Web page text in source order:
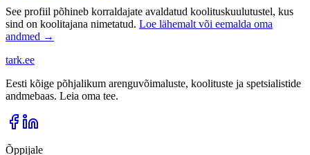
See profiil põhineb korraldajate avaldatud koolituskuulutustel, kus
sind on koolitajana nimetatud. Loe lähemalt või eemalda oma
andmed →
tark.ee
Eesti kõige põhjalikum arenguvõimaluste, koolituste ja spetsialistide
andmebaas. Leia oma tee.
Õppijale